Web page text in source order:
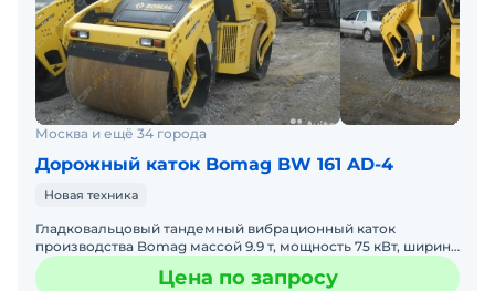
Москва и ещё 34 города
Дорожный каток Bomag BW 161 AD-4
Новая техника
Гладковальцовый тандемный вибрационный каток
производства Bomag массой 9.9 т, мощность 75 кВт, ширина
вальца 1.7 м.Технические характеристики, описание Bomag
BW
Цена по запросу